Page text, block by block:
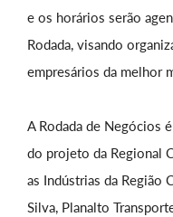
e os horários serão
Rodada, visando
empresários da melhor
A Rodada de Negócios
do projeto da Regional
as Indústrias da Região
Silva, Planalto